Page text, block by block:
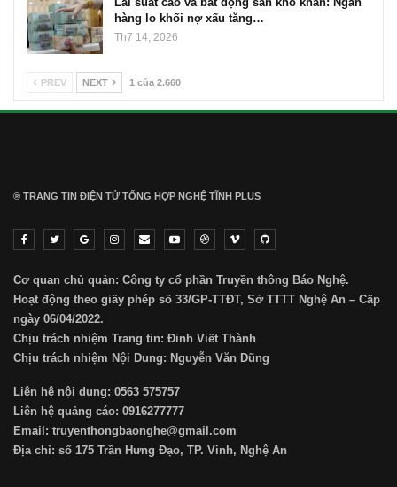
hàng lo khối nợ xấu tăng…
Th7 14, 2026
PREV NEXT 1 của 2.660
® TRANG TIN ĐIỆN TỬ ТỔNG HỢP NGHỆ TĨNH PLUS
Cơ quan chủ quản: Công ty cổ phần Truyền thông Báo Nghệ.
Hoạt động theo giấy phép số 33/GP-TTĐT, Sở TTTT Nghệ An – Cấp
ngày 06/04/2022.
Chịu trách nhiệm Trang tin: Đinh Viết Thành
Chịu trách nhiệm Nội Dung: Nguyễn Văn Dũng
Liên hệ nội dung: 0563 575757
Liên hệ quảng cáo: 0916277777
Email: truyenthongbaonghe@gmail.com
Địa chỉ: số 175 Trần Hưng Đạo, TP. Vinh, Nghệ An